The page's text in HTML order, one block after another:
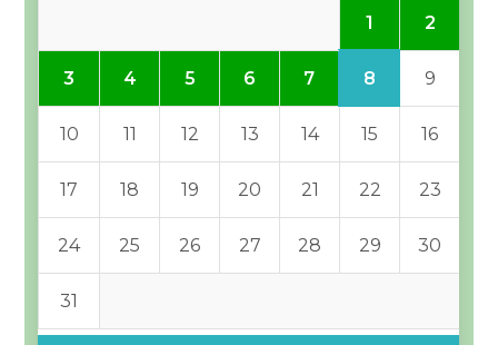
1 2
3 4 5 6 7 8 9
10 11 12 13 14 15 16
17 18 19 20 21 22 23
24 25 26 27 28 29 30
31